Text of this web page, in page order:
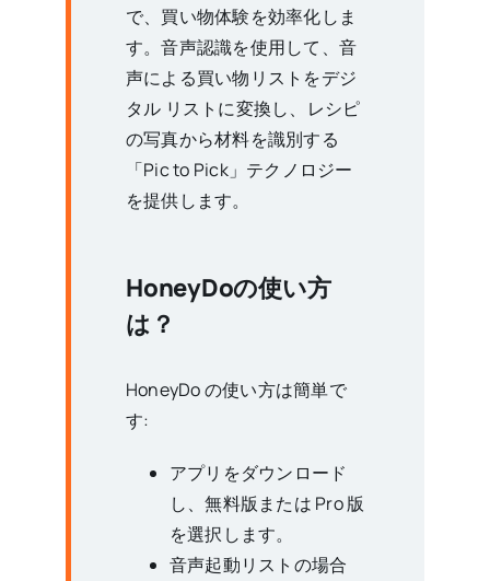
で、買い物体験を効率化しま
す。音声認識を使用して、音
声による買い物リストをデジ
タル リストに変換し、レシピ
の写真から材料を識別する
「Pic to Pick」テクノロジー
を提供します。
HoneyDoの使い方
は？
HoneyDo の使い方は簡単で
す:
アプリをダウンロード
し、無料版または Pro 版
を選択します。
音声起動リストの場合